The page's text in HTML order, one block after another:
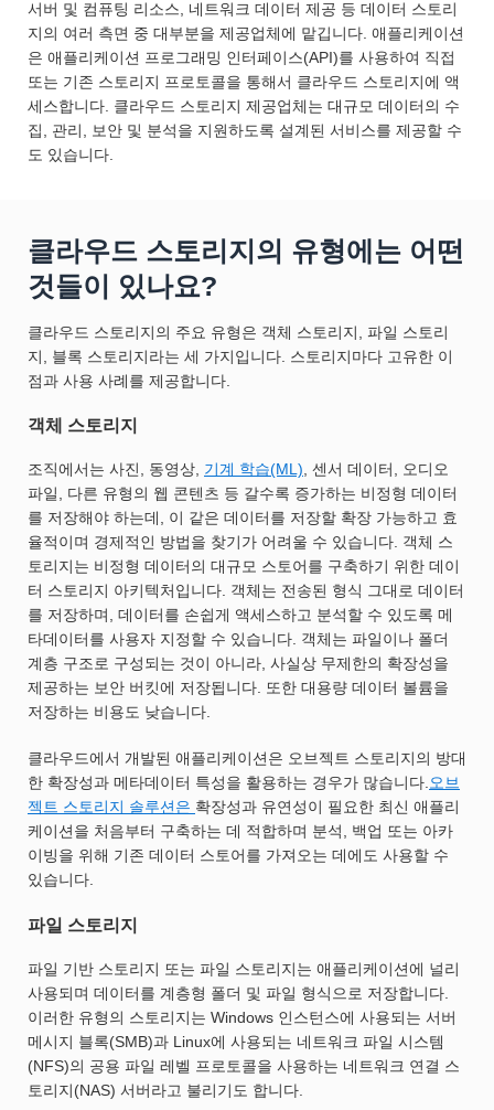
서버 및 컴퓨팅 리소스, 네트워크 데이터 제공 등 데이터 스토리
지의 여러 측면 중 대부분을 제공업체에 맡깁니다. 애플리케이션
은 애플리케이션 프로그래밍 인터페이스(API)를 사용하여 직접
또는 기존 스토리지 프로토콜을 통해서 클라우드 스토리지에 액
세스합니다. 클라우드 스토리지 제공업체는 대규모 데이터의 수
집, 관리, 보안 및 분석을 지원하도록 설계된 서비스를 제공할 수
도 있습니다.
클라우드 스토리지의 유형에는 어떤
것들이 있나요?
클라우드 스토리지의 주요 유형은 객체 스토리지, 파일 스토리
지, 블록 스토리지라는 세 가지입니다. 스토리지마다 고유한 이
점과 사용 사례를 제공합니다.
객체 스토리지
조직에서는 사진, 동영상, 기계 학습(ML), 센서 데이터, 오디오
파일, 다른 유형의 웹 콘텐츠 등 갈수록 증가하는 비정형 데이터
를 저장해야 하는데, 이 같은 데이터를 저장할 확장 가능하고 효
율적이며 경제적인 방법을 찾기가 어려울 수 있습니다. 객체 스
토리지는 비정형 데이터의 대규모 스토어를 구축하기 위한 데이
터 스토리지 아키텍처입니다. 객체는 전송된 형식 그대로 데이터
를 저장하며, 데이터를 손쉽게 액세스하고 분석할 수 있도록 메
타데이터를 사용자 지정할 수 있습니다. 객체는 파일이나 폴더
계층 구조로 구성되는 것이 아니라, 사실상 무제한의 확장성을
제공하는 보안 버킷에 저장됩니다. 또한 대용량 데이터 볼륨을
저장하는 비용도 낮습니다.
클라우드에서 개발된 애플리케이션은 오브젝트 스토리지의 방대
한 확장성과 메타데이터 특성을 활용하는 경우가 많습니다.오브
젝트 스토리지 솔루션은 확장성과 유연성이 필요한 최신 애플리
케이션을 처음부터 구축하는 데 적합하며 분석, 백업 또는 아카
이빙을 위해 기존 데이터 스토어를 가져오는 데에도 사용할 수
있습니다.
파일 스토리지
파일 기반 스토리지 또는 파일 스토리지는 애플리케이션에 널리
사용되며 데이터를 계층형 폴더 및 파일 형식으로 저장합니다.
이러한 유형의 스토리지는 Windows 인스턴스에 사용되는 서버
메시지 블록(SMB)과 Linux에 사용되는 네트워크 파일 시스템
(NFS)의 공용 파일 레벨 프로토콜을 사용하는 네트워크 연결 스
토리지(NAS) 서버라고 불리기도 합니다.